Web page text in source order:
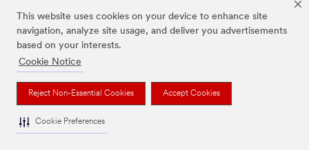
This website uses cookies on your device to enhance site
navigation, analyze site usage, and deliver you advertisements
based on your interests.
Cookie Notice
Reject Non-Essential Cookies Accept Cookies
Cookie Preferences